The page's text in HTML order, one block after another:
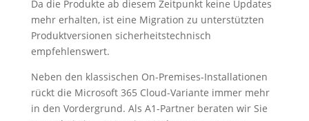
Da die Produkte ab diesem Zeitpunkt keine Updates
mehr erhalten, ist eine Migration zu unterstützten
Produktversionen sicherheitstechnisch
empfehlenswert.
Neben den klassischen On-Premises-Installationen
rückt die Microsoft 365 Cloud-Variante immer mehr
in den Vordergrund. Als A1-Partner beraten wir Sie